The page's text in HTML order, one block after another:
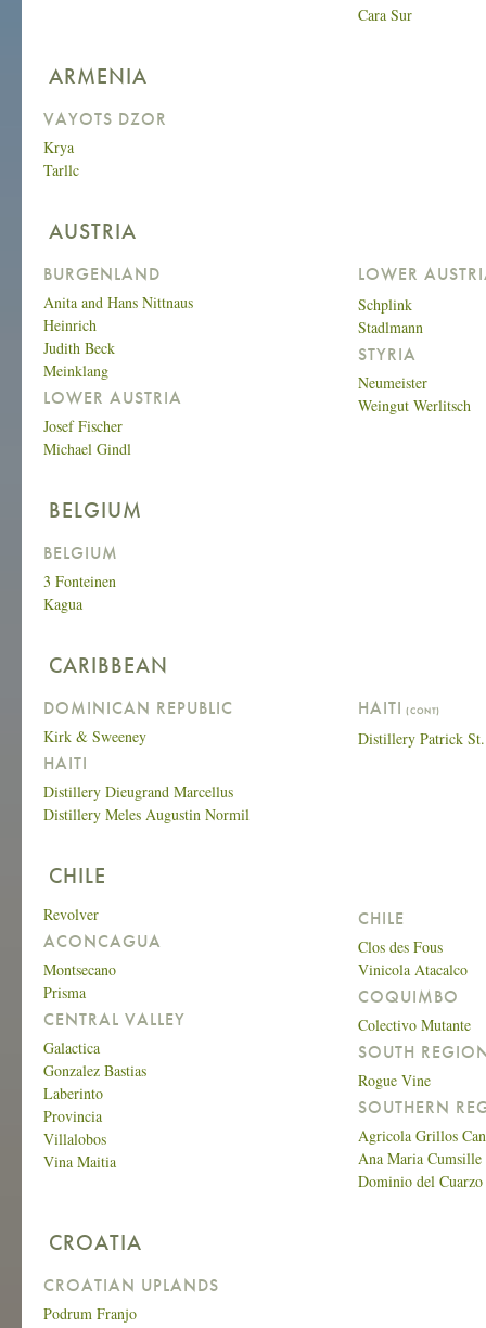
Cara Sur
ARMENIA
VAYOTS DZOR
Krya
Tarllc
AUSTRIA
BURGENLAND
Anita and Hans Nittnaus
Heinrich
Judith Beck
Meinklang
LOWER AUSTRIA
Josef Fischer
Michael Gindl
LOWER
Schplink
Stadlmann
STYRIA
Neumeister
Weingut Werlitsch
BELGIUM
BELGIUM
3 Fonteinen
Kagua
CARIBBEAN
DOMINICAN REPUBLIC
Kirk & Sweeney
HAITI
Distillery Dieugrand Marcellus
Distillery Meles Augustin Normil
HAITI (CONT)
Distillery Patrick
CHILE
Revolver
ACONCAGUA
Montsecano
Prisma
CENTRAL VALLEY
Galactica
Gonzalez Bastias
Laberinto
Provincia
Villalobos
Vina Maitia
CHILE
Clos des Fous
Vinicola Atacalco
COQUIMBO
Colectivo Mutante
SOUTH
Rogue Vine
SOUTHERN
Agricola Grillos
Ana Maria Cumsille
Dominio del Cuarzo
CROATIA
CROATIAN UPLANDS
Podrum Franjo